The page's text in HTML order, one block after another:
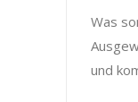
Was
und